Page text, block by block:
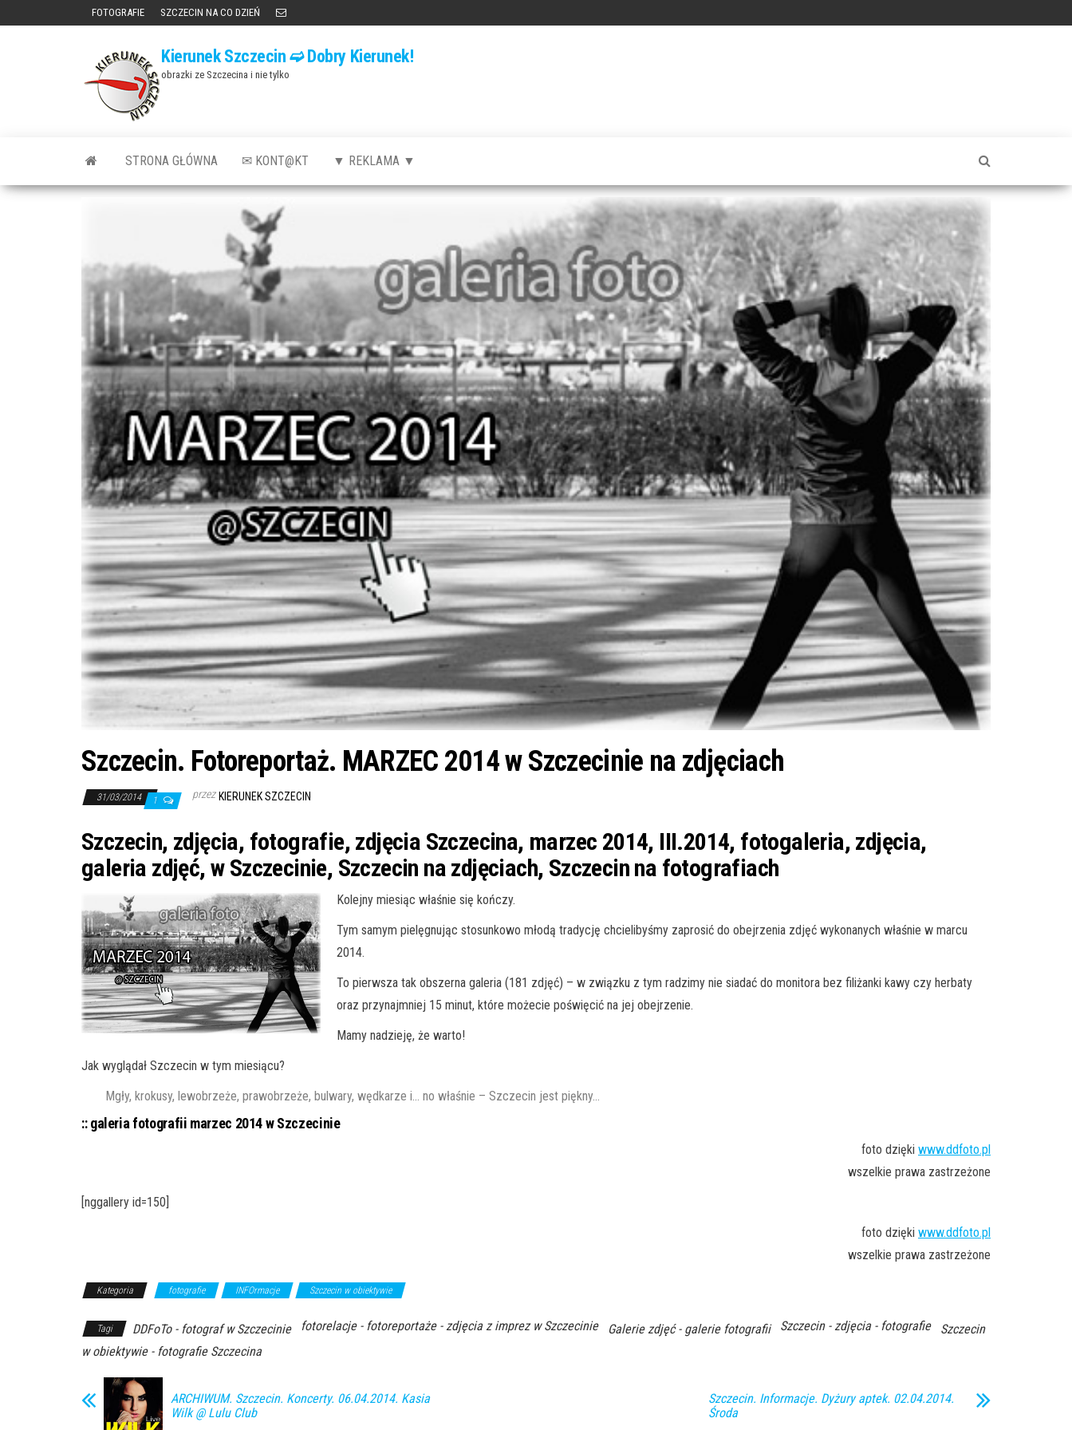
FOTOGRAFIE SZCZECIN NA CO DZIEŃ
Kierunek Szczecin ➫ Dobry Kierunek!
obrazki ze Szczecina i nie tylko
STRONA GŁÓWNA ✉ KONT@KT ▼ REKLAMA ▼
Szczecin. Fotoreportaż. MARZEC 2014 w Szczecinie na zdjęciach
31/03/2014 1 przez KIERUNEK SZCZECIN
Szczecin, zdjęcia, fotografie, zdjęcia Szczecina, marzec 2014, III.2014, fotogaleria, zdjęcia,
galeria zdjęć, w Szczecinie, Szczecin na zdjęciach, Szczecin na fotografiach
Kolejny miesiąc właśnie się kończy.
Tym samym pielęgnując stosunkowo młodą tradycję chcielibyśmy zaprosić do obejrzenia zdjęć wykonanych właśnie w marcu
2014.
To pierwsza tak obszerna galeria (181 zdjęć) – w związku z tym radzimy nie siadać do monitora bez filiżanki kawy czy herbaty
oraz przynajmniej 15 minut, które możecie poświęcić na jej obejrzenie.
Mamy nadzieję, że warto!
Jak wyglądał Szczecin w tym miesiącu?
Mgły, krokusy, lewobrzeże, prawobrzeże, bulwary, wędkarze i… no właśnie – Szczecin jest piękny…
:: galeria fotografii marzec 2014 w Szczecinie
foto dzięki www.ddfoto.pl
wszelkie prawa zastrzeżone
[nggallery id=150]
foto dzięki www.ddfoto.pl
wszelkie prawa zastrzeżone
Kategoria fotografie INFOrmacje Szczecin w obiektywie
Tagi DDFoTo - fotograf w Szczecinie fotorelacje - fotoreportaże - zdjęcia z imprez w Szczecinie Galerie zdjęć - galerie fotografii Szczecin - zdjęcia - fotografie
Szczecin
w obiektywie - fotografie Szczecina
ARCHIWUM. Szczecin. Koncerty. 06.04.2014. Kasia
Wilk @ Lulu Club
Szczecin. Informacje. Dyżury aptek. 02.04.2014.
Środa